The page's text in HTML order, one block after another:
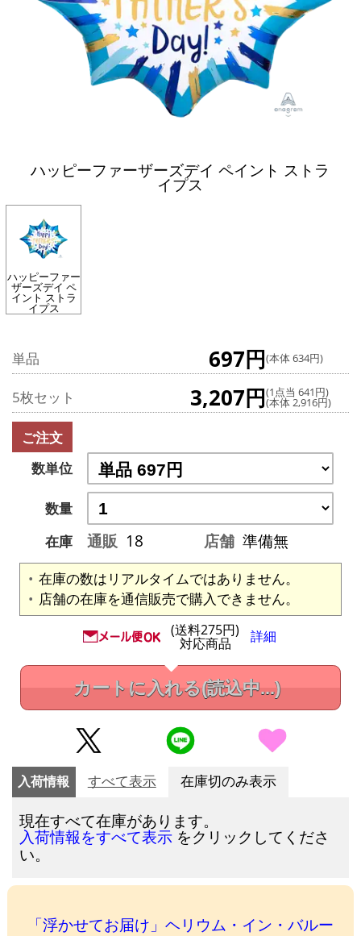
ハッピーファーザーズデイ ペイント ストラ
イプス
ハッピーファー
ザーズデイ ペ
イント ストラ
イプス
単品 697円(本体 634円)
5枚セット 3,207円(1点当 641円)
(本体 2,916円)
ご注文
数単位
数量
在庫
通販 18 店舗 準備無
在庫の数はリアルタイムではありません。
店舗の在庫を通信販売で購入できません。
(送料275円)
対応商品 詳細
カートに入れる(読込中...)
入荷情報 すべて表示 在庫切のみ表示
現在すべて在庫があります。
入荷情報をすべて表示 をクリックしてくださ
い。
「浮かせてお届け」ヘリウム・イン・バルー